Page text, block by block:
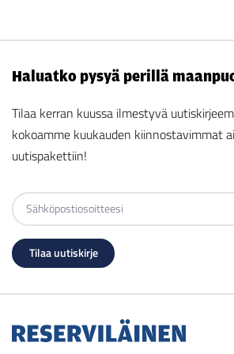
Haluatko pysyä perillä
Tilaa kerran kuussa ilmestyvä
kokoamme kuukauden kiinnostavimmat
uutispakettiin!